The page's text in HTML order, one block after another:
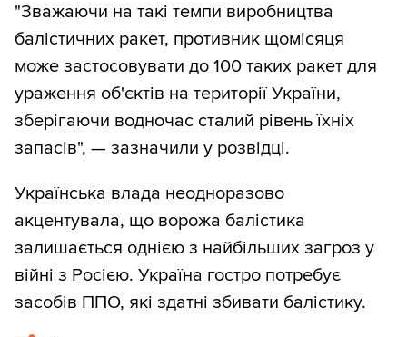
"Зважаючи на такі темпи виробництва
балістичних ракет, противник щомісяця
може застосовувати до 100 таких ракет для
ураження об'єктів на території України,
зберігаючи водночас сталий рівень їхніх
запасів", — зазначили у розвідці.
Українська влада неодноразово
акцентувала, що ворожа балістика
залишається однією з найбільших загроз у
війні з Росією. Україна гостро потребує
засобів ППО, які здатні збивати балістику.